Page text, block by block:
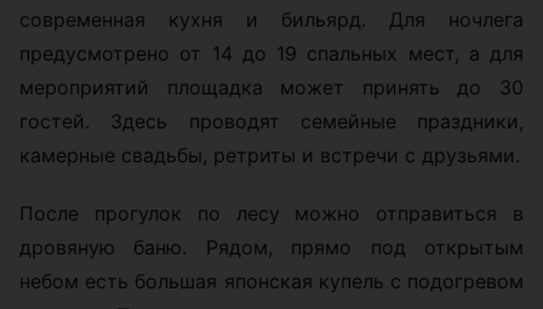
современная кухня и бильярд. Для ночлега
предусмотрено от 14 до 19 спальных мест, а для
мероприятий площадка может принять до 30
гостей. Здесь проводят семейные праздники,
камерные свадьбы, ретриты и встречи с друзьями.
После прогулок по лесу можно отправиться в
дровяную баню. Рядом, прямо под открытым
небом есть большая японская купель с подогревом